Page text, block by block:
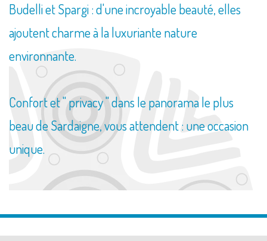
Budelli et Spargi : d'une incroyable beauté, elles
ajoutent charme à la luxuriante nature
environnante.
Confort et " privacy " dans le panorama le plus
beau de Sardaigne, vous attendent : une occasion
unique.